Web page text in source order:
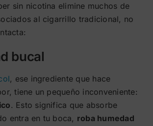
sin nicotina elimine muchos de
al cigarrillo tradicional, no
bucal
, ese ingrediente que hace
tiene un pequeño inconveniente:
. Esto significa que absorbe
entra en tu boca, roba humedad